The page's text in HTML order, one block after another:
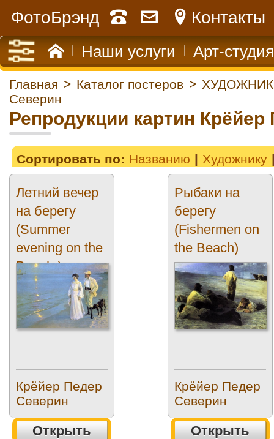
ФотоБрэнд Контакты
Наши услуги Арт-студия
Главная > Каталог постеров >
Северин
Репродукции картин
Сортировать по: Названию Художнику
Летний вечер
на берегу
(Summer
evening on the
Beach )
Крёйер Педер
Северин
Открыть
Рыбаки на
берегу
(Fishermen on
the Beach)
Крёйер Педер
Северин
Открыть